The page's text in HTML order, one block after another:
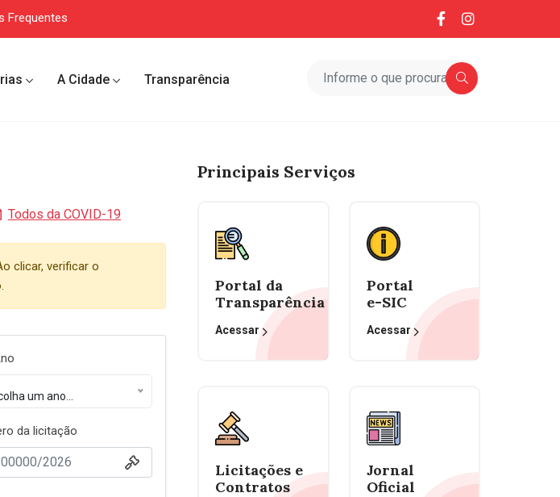
Frequentes
A Cidade Transparência
Todos da COVID-19
clicar, verificar o
um ano...
da licitação
Principais Serviços
Portal da
Transparência
Acessar
Portal
e-SIC
Acessar
Licitações e
Contratos
Jornal
Oficial